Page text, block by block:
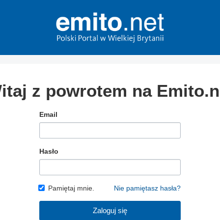
z powrotem na
Email
Hasło
Pamiętaj mnie. Nie pamiętasz hasła?
Zaloguj się